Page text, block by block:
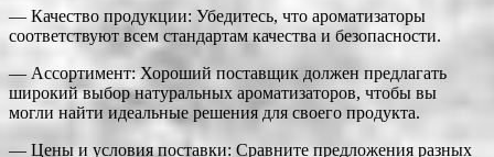
— Качество продукции: Убедитесь, что ароматизаторы
соответствуют всем стандартам качества и безопасности.
— Ассортимент: Хороший поставщик должен предлагать
широкий выбор натуральных ароматизаторов, чтобы вы
могли найти идеальные решения для своего продукта.
— Цены и условия поставки: Сравните предложения разных